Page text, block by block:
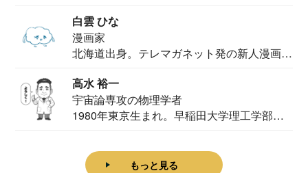
白雲 ひな
漫画家
北海道出身。テレマガネット発の新人漫画
高水 裕一
宇宙論専攻の物理学者
1980年東京生まれ。早稲田大学理工学部物
もっと見る